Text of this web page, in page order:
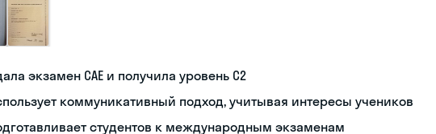
экзамен CAE и получила уровень С2
коммуникативный подход, учитывая интересы учеников
студентов к международным экзаменам